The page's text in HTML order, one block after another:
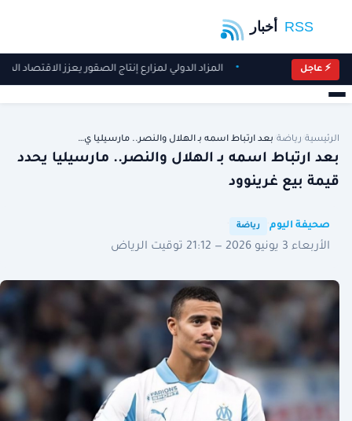
⚡ عاجل المزاد الدولي لمزارع إنتاج الصقور يعزز الاقتصاد
الرئيسية رياضة بعد ارتباط اسمه بـ الهلال والنصر.. مارسيليا ي…
بعد ارتباط اسمه بـ الهلال والنصر.. مارسيليا يحدد
قيمة بيع غرينوود
صحيفة اليوم رياضة
الأربعاء 3 يونيو 2026 — 21:12 توقيت الرياض